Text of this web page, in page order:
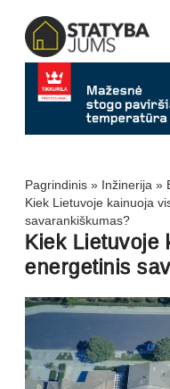
Pagrindinis » Inžinerija »
Kiek Lietuvoje kainuoja
savarankiškumas?
Kiek Lietuvoje
energetinis